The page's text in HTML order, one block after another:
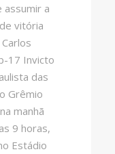
assumir a
vitória
17 Invicto
das
Grêmio
manhã
9 horas,
Estádio